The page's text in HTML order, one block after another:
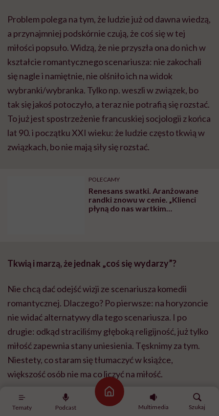
Tematy Podcast
Strona główna
Multimedia
Szukaj
Problem polega na tym, że ludzie już od dawna wiedzą,
a przynajmniej podskórnie czują, że coś się w tej
miłości popsuło. Widzą, że nie przyszła ona do nich w
kształcie romantycznego scenariusza: nie zakochali
się nagle i namiętnie, nie olśniło ich na widok
wybranki/wybranka. Tylko np. weszli w związek, bo
tak się jakoś potoczyło, a teraz nie potrafią się rozstać.
To już jest spostrzeżenie francuskiej socjologii z końca
lat 90. i początku XXI wieku: że ludzie często tkwią w
związkach, bo nie mają siły się rozstać.
POLECAMY
Renesans swatki. Aranżowane
randki znowu w cenie. „Klienci
płyną do nas wartkim
Tkwią i marzą, że jednak „coś się wydarzy”?
Nie chcą dać odejść wizji ze scenariusza komedii
romantycznej. Dlaczego? Po pierwsze: na horyzoncie
nie widać alternatywy dla tego scenariusza. I po
drugie: odkąd straciliśmy głęboką religijność, już tylko
miłość zapewnia stany uniesienia. Tęsknimy za tym.
Niestety, co staram się tłumaczyć w książce,
większość osób nie ma co liczyć na miłość.
Dlaczego?